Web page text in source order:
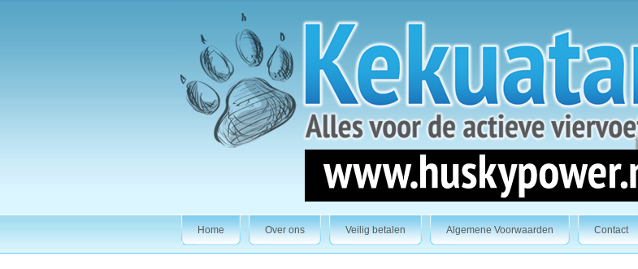
Home Over ons Veilig betalen Algemene Voorwaarden Contact